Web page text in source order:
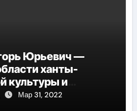
Юрьевич —
ханты-
культуры и
о его
Мар 31, 2022